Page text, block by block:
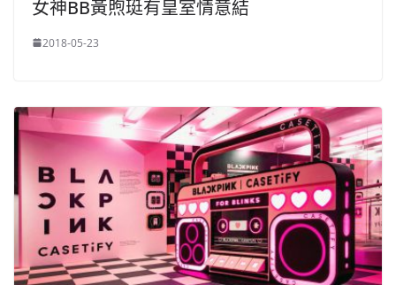
女神BB黃煦珽有皇室情意結
2018-05-23